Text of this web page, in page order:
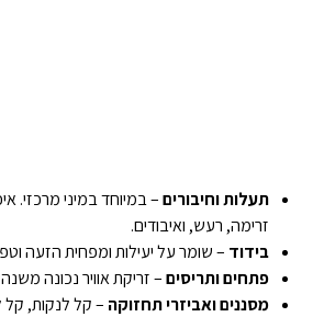
תעלות וחיבורים– במיוחד במיני מרכזי.
זרימה, רעש, ואיבודים.
בידוד – שומר על יעילות ומפחית הזעה
פתחים ותריסים– זריקת אוויר נכונה
מסננים ואביזרי תחזוקה – קל לנקות, קל